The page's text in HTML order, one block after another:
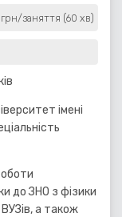
грн/заняття (60 хв)
імені
до ЗНО з фізики
а також